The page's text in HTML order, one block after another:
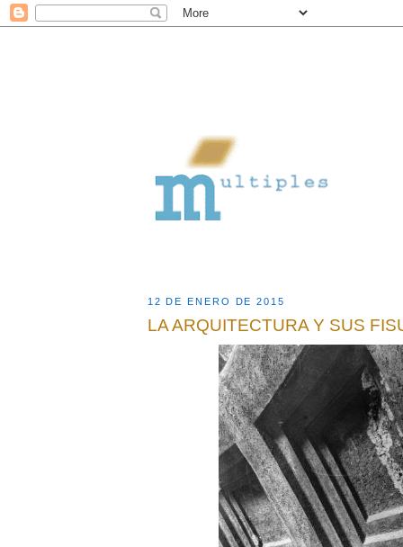
12 DE ENERO DE 2015
LA ARQUITECTURA Y SUS